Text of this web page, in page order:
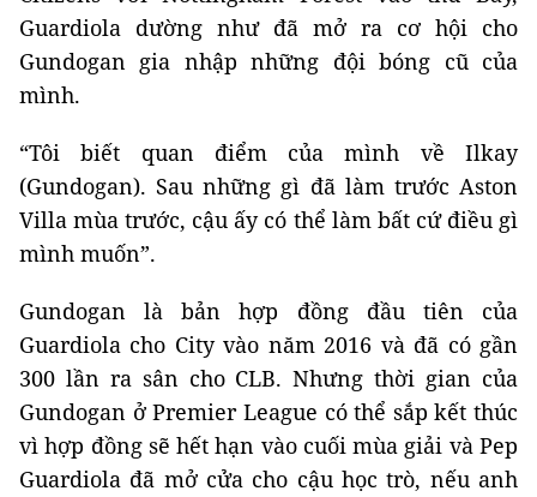
Guardiola dường như đã mở ra cơ hội cho
Gundogan gia nhập những đội bóng cũ của
mình.
“Tôi biết quan điểm của mình về Ilkay
(Gundogan). Sau những gì đã làm trước Aston
Villa mùa trước, cậu ấy có thể làm bất cứ điều gì
mình muốn”.
Gundogan là bản hợp đồng đầu tiên của
Guardiola cho City vào năm 2016 và đã có gần
300 lần ra sân cho CLB. Nhưng thời gian của
Gundogan ở Premier League có thể sắp kết thúc
vì hợp đồng sẽ hết hạn vào cuối mùa giải và Pep
Guardiola đã mở cửa cho cậu học trò, nếu anh